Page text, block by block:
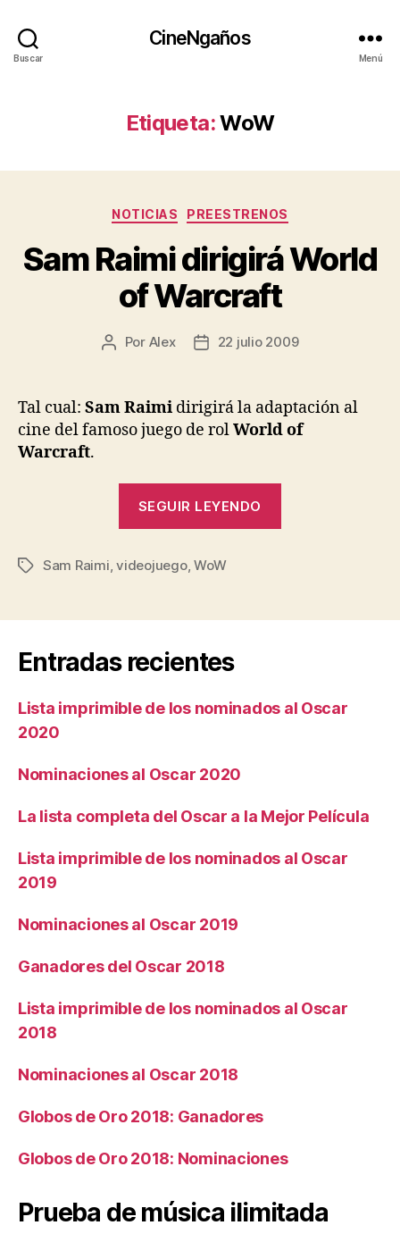
Buscar
CineNgaños
Menú
Etiqueta:WoW
Categorías
NOTICIAS PREESTRENOS
Sam Raimi dirigirá World
of Warcraft
Autor
entrada
Por Alex
Fecha
entrada
22 julio 2009
Tal cual: Sam Raimi dirigirá la adaptación al
cine del famoso juego de rolWorld of
Warcraft.
SEGUIR LEYENDO
Warcraft»
Etiquetas
Sam Raimi,videojuego,WoW
Entradas recientes
Lista imprimible de los nominados al Oscar
2020
Nominaciones al Oscar 2020
La lista completa del Oscar a la Mejor Película
Lista imprimible de los nominados al Oscar
2019
Nominaciones al Oscar 2019
Ganadores del Oscar 2018
Lista imprimible de los nominados al Oscar
2018
Nominaciones al Oscar 2018
Globos de Oro 2018: Ganadores
Globos de Oro 2018: Nominaciones
Prueba de música ilimitada